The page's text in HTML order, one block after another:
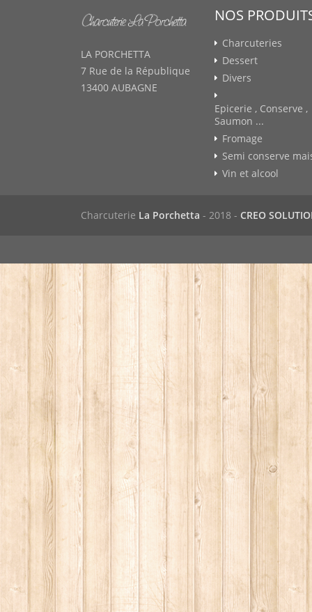
LA PORCHETTA
7 Rue de la République
13400 AUBAGNE
NOS
Charcuteries
Dessert
Divers
Epicerie , Conserve ,
Saumon ...
Fromage
Semi conserve
Vin et alcool
Charcuterie La Porchetta - 2018 - CREO